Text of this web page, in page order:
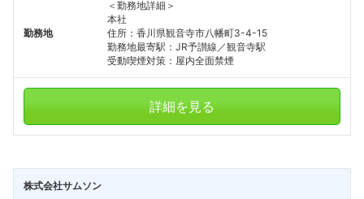
勤務地
＜勤務地詳細＞
本社
住所：香川県観音寺市八幡町3-4-15
勤務地最寄駅：JR予讃線／観音寺駅
受動喫煙対策：屋内全面禁煙
詳細を見る
株式会社サムソン